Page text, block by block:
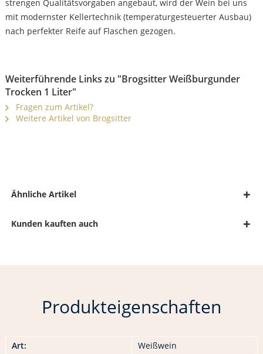
strengen Qualitätsvorgaben angebaut, wird der Wein bei uns
mit modernster Kellertechnik (temperaturgesteuerter Ausbau)
nach perfekter Reife auf Flaschen gezogen.
Weiterführende Links zu "Brogsitter Weißburgunder
Trocken 1 Liter"
Fragen zum Artikel?
Weitere Artikel von Brogsitter
Ähnliche Artikel
Kunden kauften auch
Produkteigenschaften
Art:
Weißwein